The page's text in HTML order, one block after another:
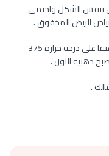
بنفس الشكل واختمى
البيض المخفوق .
اخبزى المينى تارت فى الفرن المسخن مسبقا على درجة حرارة 375
.